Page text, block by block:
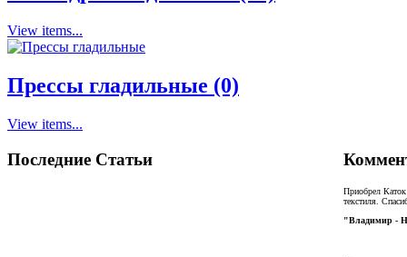
View items...
Прессы гладильные (0)
View items...
Последние Статьи
Приобрел
текстиля.
"Владимир -